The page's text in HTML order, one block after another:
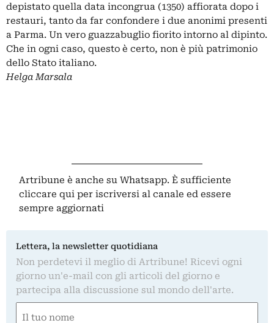
depistato quella data incongrua (1350) affiorata dopo i
restauri, tanto da far confondere i due anonimi presenti
a Parma. Un vero guazzabuglio fiorito intorno al dipinto.
Che in ogni caso, questo è certo, non è più patrimonio
dello Stato italiano.
Helga Marsala
Artribune è anche su Whatsapp. È sufficiente
cliccare qui per iscriversi al canale ed essere
sempre aggiornati
Lettera, la newsletter quotidiana
Non perdetevi il meglio di Artribune! Ricevi ogni
giorno un'e-mail con gli articoli del giorno e
partecipa alla discussione sul mondo dell'arte.